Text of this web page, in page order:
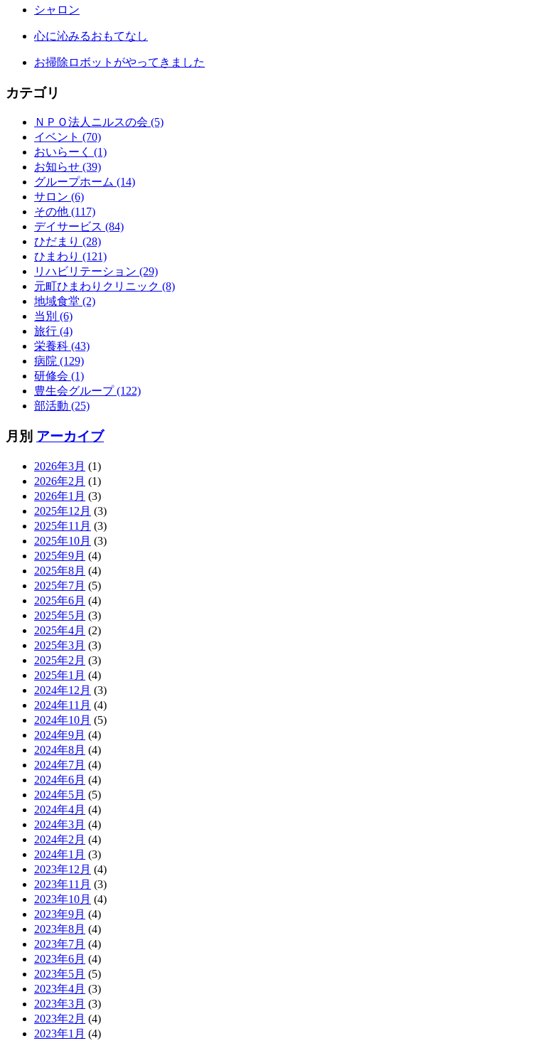
シャロン
心に沁みるおもてなし
お掃除ロボットがやってきました
カテゴリ
ＮＰＯ法人ニルスの会 (5)
イベント (70)
おいらーく (1)
お知らせ (39)
グループホーム (14)
サロン (6)
その他 (117)
デイサービス (84)
ひだまり (28)
ひまわり (121)
リハビリテーション (29)
元町ひまわりクリニック (8)
地域食堂 (2)
当別 (6)
旅行 (4)
栄養科 (43)
病院 (129)
研修会 (1)
豊生会グループ (122)
部活動 (25)
月別 アーカイブ
2026年3月 (1)
2026年2月 (1)
2026年1月 (3)
2025年12月 (3)
2025年11月 (3)
2025年10月 (3)
2025年9月 (4)
2025年8月 (4)
2025年7月 (5)
2025年6月 (4)
2025年5月 (3)
2025年4月 (2)
2025年3月 (3)
2025年2月 (3)
2025年1月 (4)
2024年12月 (3)
2024年11月 (4)
2024年10月 (5)
2024年9月 (4)
2024年8月 (4)
2024年7月 (4)
2024年6月 (4)
2024年5月 (5)
2024年4月 (4)
2024年3月 (4)
2024年2月 (4)
2024年1月 (3)
2023年12月 (4)
2023年11月 (3)
2023年10月 (4)
2023年9月 (4)
2023年8月 (4)
2023年7月 (4)
2023年6月 (4)
2023年5月 (5)
2023年4月 (3)
2023年3月 (3)
2023年2月 (4)
2023年1月 (4)